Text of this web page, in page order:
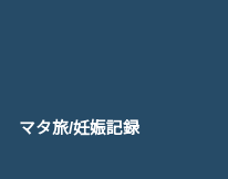
マタ旅/妊娠記録